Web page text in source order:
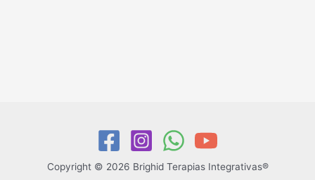
Copyright © 2026 Brighid Terapias Integrativas®